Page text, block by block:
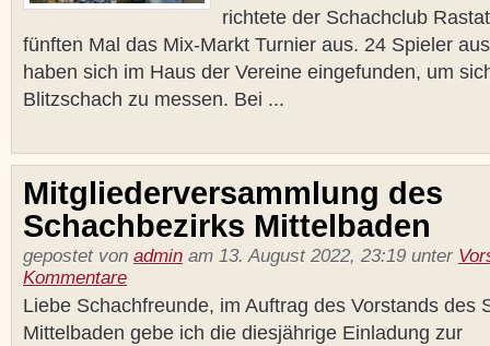
richtete der Schachclub
fünften Mal das Mix-Markt Turnier aus. 24 Spieler
haben sich im Haus der Vereine eingefunden, um
Blitzschach zu messen. Bei ...
Mitgliederversammlung des
Schachbezirks Mittelbaden
gepostet von admin am 13. August 2022, 23:19 unter
Kommentare
Liebe Schachfreunde, im Auftrag des Vorstands des
Mittelbaden gebe ich die diesjährige Einladung zur